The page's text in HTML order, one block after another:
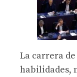
La carrera
habilidades,